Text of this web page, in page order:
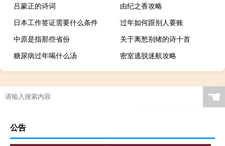
吕蒙正的诗词
由纪之香攻略
日本工作签证需要什么条件
过年如何跟别人要账
中原是指那些省份
关于离愁别绪的诗十首
糖尿病过年喝什么汤
密室逃脱迷航攻略
☚
公告